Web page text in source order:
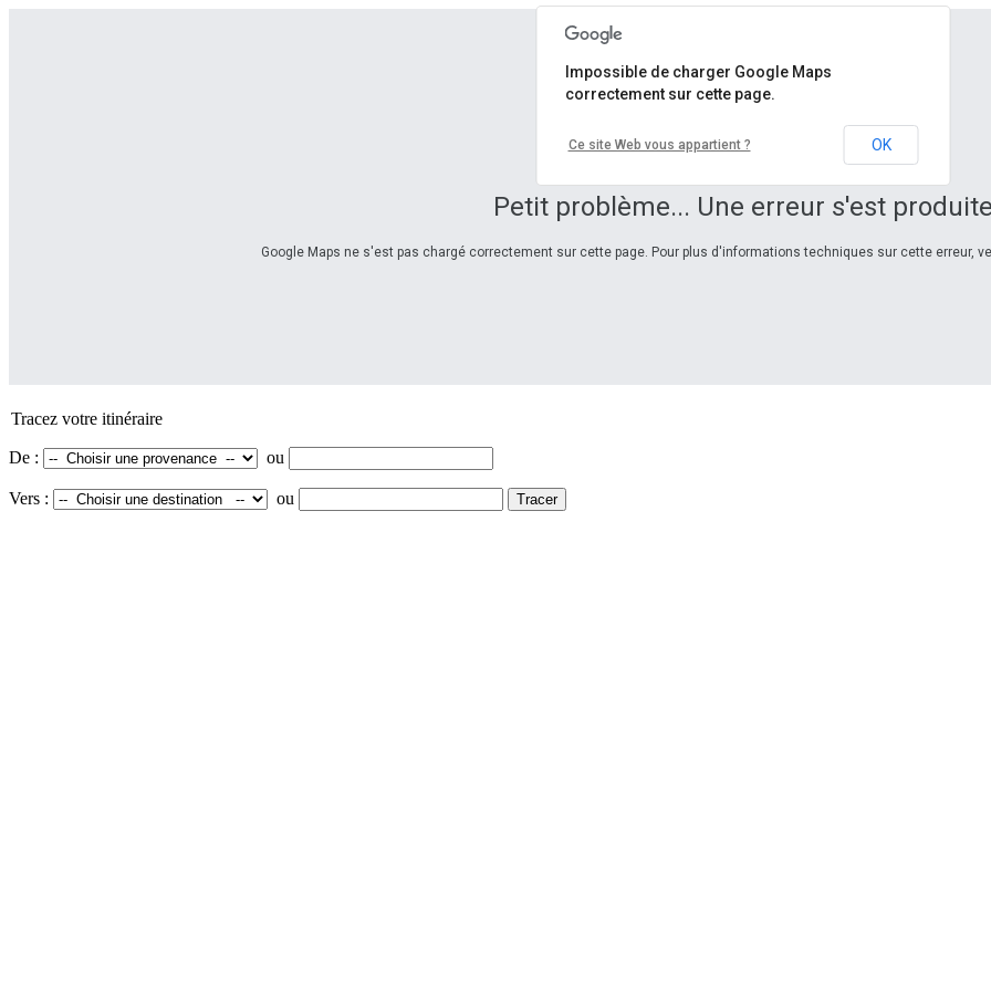
Petit problème... Une erreur s'est produite
Google Maps ne s'est pas chargé correctement sur cette page. Pour plus d'informations techniques sur cette erreur,
Impossible de charger Google Maps
correctement sur cette page.
Ce site Web vous appartient ? OK
Tracez votre itinéraire
De : ou
Vers : ou